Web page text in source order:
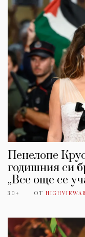
Пенелопе
годишния си
„Все още се
30+ ОТ